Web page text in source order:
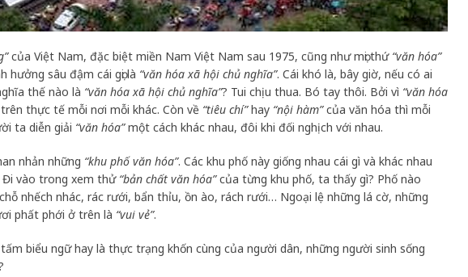
của Việt Nam, đặc biệt miền Nam Việt Nam sau 1975, cũng như mọi thứ “văn hóa”
hưởng sâu đậm cái gọi là “văn hóa xã hội chủ nghĩa”. Cái khó là, bây giờ, nếu có ai
thế nào là “văn hóa xã hội chủ nghĩa”? Tui chịu thua. Bó tay thôi. Bởi vì “văn hóa
thực tế mỗi nơi mỗi khác. Còn về “tiêu chí”hay “nội hàm”của văn hóa thì mỗi
ta diễn giải “văn hóa”một cách khác nhau, đôi khi đối nghịch với nhau.
nhản những “khu phố văn hóa”. Các khu phố này giống nhau cái gì và khác nhau
Đi vào trong xem thử “bản chất văn hóa”của từng khu phố, ta thấy gì? Phố nào
nhếch nhác, rác rưới, bẩn thỉu, ồn ào, rách rưới… Ngoại lệ những lá cờ, những
phất phới ở trên là “vui vẻ”.
biểu ngữ hay là thực trạng khốn cùng của người dân, những người sinh sống